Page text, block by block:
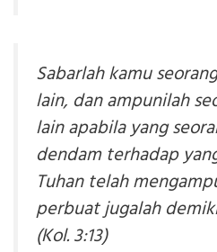
Sabarlah kamu
lain, dan ampunilah
lain apabila yang
dendam terhadap
Tuhan telah
perbuat jugalah
(Kol. 3:13)